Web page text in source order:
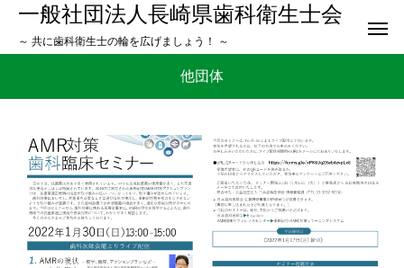
一般社団法人長崎県歯科衛生士会
～ 共に歯科衛生士の輪を広げましょう！ ～
他団体